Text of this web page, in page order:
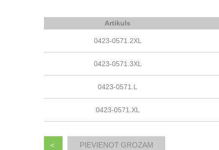
Artikuls
0423-0571.2XL
0423-0571.3XL
0423-0571.L
0423-0571.XL
<